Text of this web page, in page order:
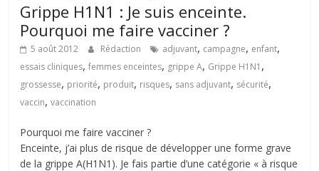
Grippe H1N1 : Je suis enceinte.
Pourquoi me faire vacciner ?
5 août 2012 Rédaction adjuvant, campagne, enfant,
essais cliniques,femmes enceintes, grippe A, Grippe H1N1 ,
grossesse, priorité, produit, risques, sans adjuvant, sécurité,
vaccin,vaccination
Pourquoi me faire vacciner ?
Enceinte, j’ai plus de risque de développer une forme grave
de la grippe A(H1N1). Je fais partie d’une catégorie « à risque